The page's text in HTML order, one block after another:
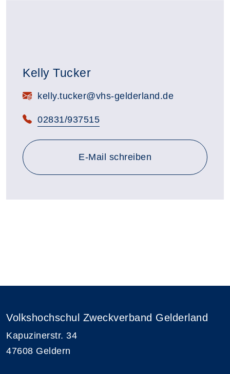
Kelly Tucker
E-Mail:kelly.tucker@vhs-gelderland.de
Telefon:
02831/937515
E-Mail schreiben
Volkshochschul Zweckverband Gelderland
Kapuzinerstr. 34
47608 Geldern